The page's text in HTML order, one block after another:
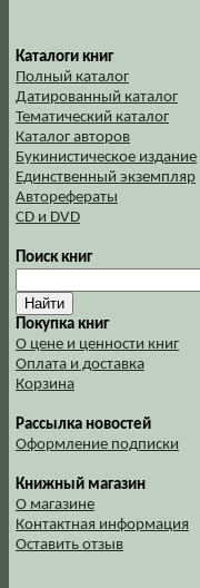
Каталоги книг
Полный каталог
Датированный каталог
Тематический каталог
Каталог авторов
Букинистическое издание
Единственный экземпляр
Авторефераты
CD и DVD
Поиск книг
Покупка книг
О цене и ценности книг
Оплата и доставка
Корзина
Рассылка новостей
Оформление подписки
Книжный магазин
О магазине
Контактная информация
Оставить отзыв